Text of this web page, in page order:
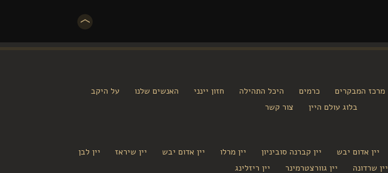
מרכז המבקרים כרמים היכל התהילה חזון יינני האנשים שלנו
על היקב
בלוג עולם היין
צור קשר
יין אדום יבש יין קברנה סוביניון יין מרלו יין אדום יבש יין שיראז
יין לבן
יין שרדונה
יין גוורצטרמינר יין ריזלינג